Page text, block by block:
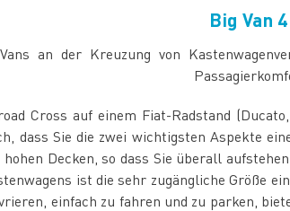
Big Van
an der Kreuzung von
Cross auf einem Fiat-Radstand
dass Sie die zwei wichtigsten Aspekte
Decken, so dass Sie überall
ist die sehr zugängliche Größe
einfach zu fahren und zu parken,